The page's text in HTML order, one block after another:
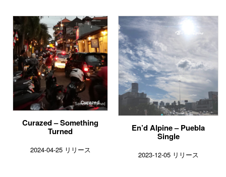
Curazed – Something
Turned
2024-04-25 リリース
En’d Alpine – Puebla
Single
2023-12-05 リリース